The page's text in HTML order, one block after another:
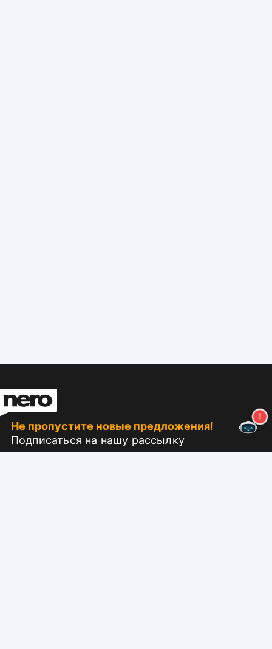
Не пропустите новые предложения!
Подписаться на нашу рассылку